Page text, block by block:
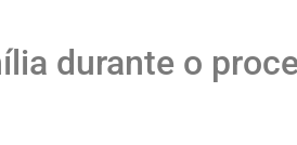
durante o